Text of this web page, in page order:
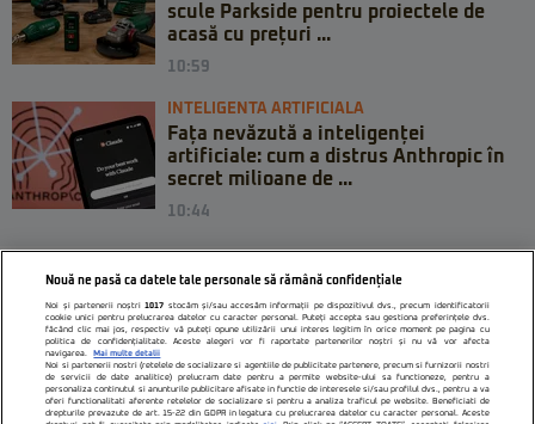
scule Parkside pentru proiectele de
acasă cu prețuri ...
10:59
INTELIGENTA ARTIFICIALA
Fața nevăzută a inteligenței
artificiale: cum a distrus Anthropic în
secret milioane de ...
10:44
Nouă ne pasă ca datele tale personale să rămână confidențiale
Noi și partenerii noștri1017 stocăm și/sau accesăm informații pe dispozitivul dvs., precum identificatorii
cookie unici pentru prelucrarea datelor cu caracter personal. Puteți accepta sau gestiona preferințele dvs.
făcând clic mai jos, respectiv vă puteți opune utilizării unui interes legitim în orice moment pe pagina cu
politica de confidențialitate. Aceste alegeri vor fi raportate partenerilor noștri și nu vă vor afecta
navigarea.
Mai multe detalii
Noi si partenerii nostri (retelele de socializare si agentiile de publicitate partenere, precum si furnizorii nostri
de servicii de date analitice) prelucram date pentru a permite website-ului sa functioneze, pentru a
personaliza continutul si anunturile publicitare afisate in functie de interesele si/sau profilul dvs., pentru a va
oferi functionalitati aferente retelelor de socializare si pentru a analiza traficul pe website. Beneficiati de
drepturile prevazute de art. 15-22 din GDPR in legatura cu prelucrarea datelor cu caracter personal. Aceste